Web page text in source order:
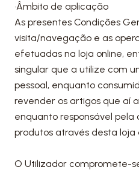
•Âmbito de aplicação
As presentes Condições
visita/navegação e as
efetuadas na loja online,
singular que a utilize com
pessoal, enquanto
revender os artigos que aí
enquanto responsável pela
produtos através desta loja
O Utilizador compromete-